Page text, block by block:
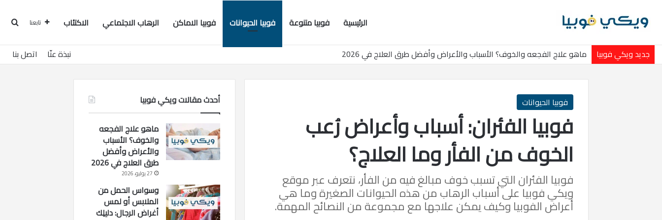
الرئيسية فوبيا متنوعة فوبيا الحيوانات فوبيا الاماكن الرهاب الاجتماعي الاكتئاب تابعنا
جديد ويكي فوبيا وسواس الحمل من الملابس أو لمس أغراض الرجال: دليلِك الشامل نبذة عنّا اتصل بنا
فوبيا الحيوانات
فوبيا الفئران: أسباب وأعراض رُعب
الخوف من الفأر وما العلاج؟
فوبيا الفئران التي تسبب خوف مبالغ فيه من الفأر، نتعرف عبر موقع
ويكي فوبيا على أسباب الرهاب من هذه الحيوانات الصغيرة وما هي
أعراض الفوبيا وكيف يمكن علاجها مع مجموعة من النصائح المهمة.
أحدث مقالات ويكي فوبيا
ماهو علاج الفجعه
والخوف؟ الأسباب
والأعراض وأفضل
طرق العلاج في 2026
27 يوليو، 2026
وسواس الحمل من
الملابس أو لمس
أغراض الرجال: دليلِك